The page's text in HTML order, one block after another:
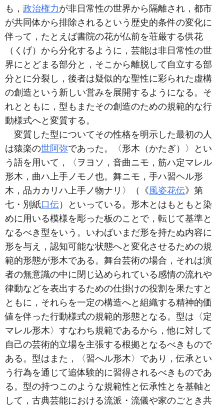
も， 政治権力が非日常性の世界から隔離され，都市
が共同体から排除されるという歴史的条件の変化に
伴って，たとえば書院の花が仏前を荘厳する供花
（くげ）から分化するように，芸能は非日常性の世
界にとどまる部分と，そこから離脱して自立する部
分とに分裂し，後者は疑似的な聖性に彩られた虚構
の創造という新しい営みを展開するようになる。そ
れとともに，型もまたその創造のための規範的な行
動様式へと変質する。
変質した型についてその性格を明示した最初の人
は猿楽の世阿弥であった。〈形木（かたぎ）〉とい
う語を用いて，〈ヲヨソ，音曲ニモ，筋ハ定マレル
形木，曲ハ上手ノモノ也。舞ニモ，手ハ習ヘル形
木，品カカリハ上手ノ物ナリ〉（《風姿花伝》第
七・別紙口伝）といっている。形木とはもともと染
めに用いる模様を彫った板のことで，転じて基準と
なるべき型をいう。いわばいまだ形を持たぬ内容に
形を与え，認知可能な状態へと変化させるための規
範的形態が形木である。舞台芸術の場合，それは演
者の無意識の中に閉じ込められている感情の流れや
律動などを表出するための仕掛けの役割を果たすと
ともに，それらを一定の構造へと組織する精神的価
値を伴った行動様式の規範的形態となる。型は〈定
マレル形木〉すなわち規範であるから，他に対して
自己の芸術的立場を主張する根拠となるべきもので
ある。型はまた，〈習へル形木〉であり，伝承とい
う行為を通じて追体験的に習得されるべきものであ
る。型の持つこのような規範性と伝承性とを基軸と
して，古典芸能における流派・流儀や家のごとき共